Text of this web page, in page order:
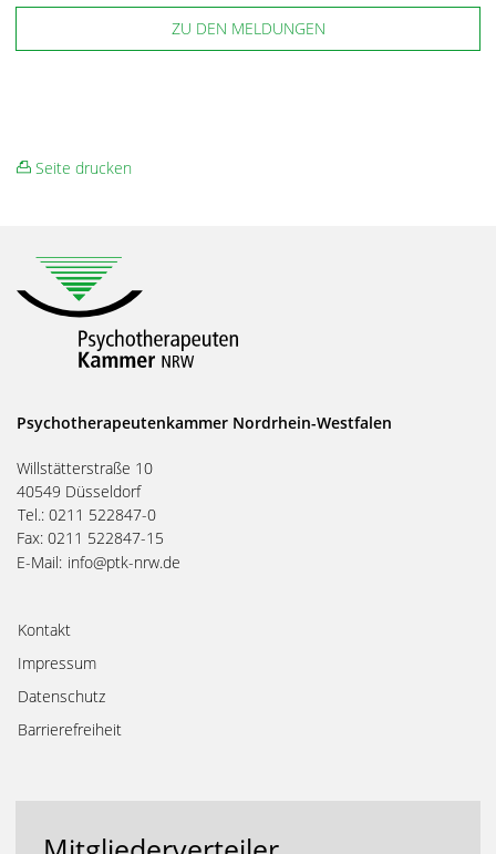
ZU DEN MELDUNGEN
Seite drucken
Psychotherapeutenkammer Nordrhein-Westfalen
Willstätterstraße 10
40549 Düsseldorf
Tel.: 0211 522847-0
Fax: 0211 522847-15
E-Mail: info@ptk-nrw.de
Kontakt
Impressum
Datenschutz
Barrierefreiheit